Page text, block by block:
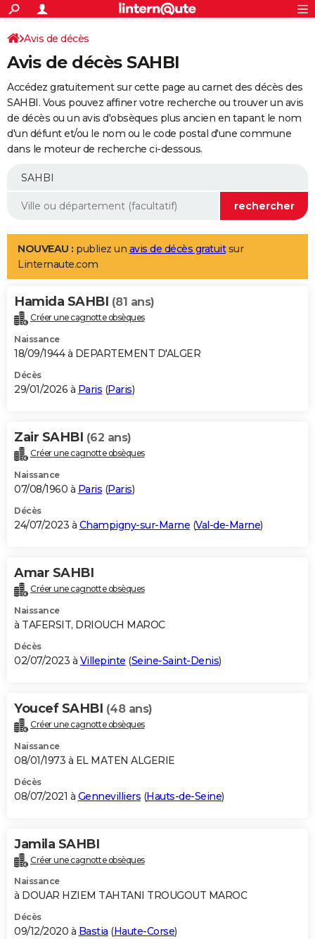
ACTUALITÉS
Politique
Société
Faits Divers
Education
Monde
Villes
+
SPORT
Coupe du monde 2026
Football
Tennis
Cyclisme
Rugby
Forum
Programme TV
TNT
Streaming
Cinéma
Sorties cinéma
Musique
+
FINANCE
Retraite
Impôts
Epargne
Immobilier
Risques naturels par ville
Banque
Assurance
Crédit
AUTO
Essais
Réserver un essai
Citadines
Berlines
SUV
Forum auto
+
Mobiles
Meilleur smartphone
Internet
Ordinateurs
Jeux vidéo
Guide high-tech
Aménagement intérieur
LIFESTYLE
Art de vivre
Bien-être
Loisirs
Mode
Modes de vie
Alimentation
Guide de la santé
Maladies
Médicaments
Sommeil
VOYAGE
Destinations
City break
Voyage nature
Voyage de noces
Forum
Climat
+PHOTO
GUIDES D'ACHAT
BONS PLANS
Carte de Noël
Carte Bonne année
Carte Saint-Valentin
Carte Pâques
Carte d'anniversaire
DICTIONNAIRE
Dictionnaire
Biographies
Citations
Expressions
Proverbes
PROGRAMME TV
S'inscrire
Se connecter
Lycées
Collèges
Primaires
Universités
Entreprises
Service militaire
Avis de recherche
AVIS DE DÉCÈS
Bricolage
Lifestyle
Culture
Sport
Auto
Television
Voyage
Cinema
Avis de décès
Avis de décès SAHBI
Accédez gratuitement sur cette page au carnet des décès des
SAHBI. Vous pouvez affiner votre recherche ou trouver un avis
de décès ou un avis d'obsèques plus ancien en tapant le nom
d'un défunt et/ou le nom ou le code postal d'une commune
dans le moteur de recherche ci-dessous.
NOUVEAU : publiez un avis de décès gratuitsur
Linternaute.com
Hamida SAHBI (81 ans)
Créer une cagnotte obsèques
Naissance
18/09/1944 à DEPARTEMENT D'ALGER
Décès
29/01/2026 à Paris (Paris)
Zair SAHBI (62 ans)
Créer une cagnotte obsèques
Naissance
07/08/1960 à Paris (Paris)
Décès
24/07/2023 à Champigny-sur-Marne (Val-de-Marne)
Amar SAHBI
Créer une cagnotte obsèques
Naissance
à TAFERSIT, DRIOUCH MAROC
Décès
02/07/2023 à Villepinte (Seine-Saint-Denis)
Youcef SAHBI (48 ans)
Créer une cagnotte obsèques
Naissance
08/01/1973 à EL MATEN ALGERIE
Décès
08/07/2021 à Gennevilliers (Hauts-de-Seine)
Jamila SAHBI
Créer une cagnotte obsèques
Naissance
à DOUAR HZIEM TAHTANI TROUGOUT MAROC
Décès
09/12/2020 à Bastia (Haute-Corse)